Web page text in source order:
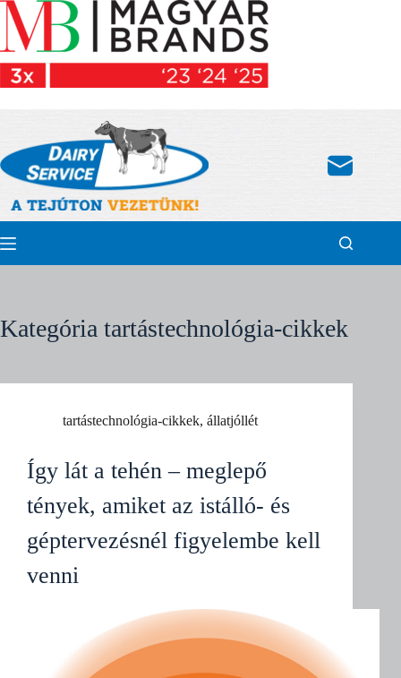
Skip
content
Kategória tartástechnológia-cikkek
tartástechnológia-cikkek, állatjóllét
Így lát a tehén – meglepő
tények, amiket az istálló- és
géptervezésnél figyelembe kell
venni